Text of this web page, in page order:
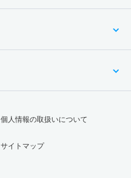
個人情報の取扱いについて
サイトマップ